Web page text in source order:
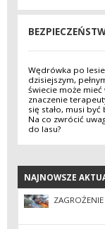
Wędrówka po
dzisiejszym,
świecie może mieć
znaczenie
się stało, musi być
Na co zwrócić
do lasu?
NAJNOWSZE
NAJNOWSZE